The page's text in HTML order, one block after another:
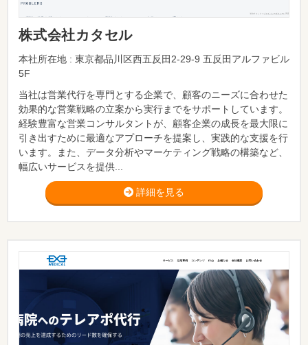
株式会社カタセル
本社所在地 : 東京都品川区西五反田2-29-9 五反田アルファビル
5F
当社は営業代行を専門とする企業で、顧客のニーズに合わせた
効果的な営業戦略の立案から実行までをサポートしています。
経験豊富な営業コンサルタントが、顧客企業の成長を最大限に
引き出すために最適なアプローチを提案し、実践的な支援を行
います。また、データ分析やマーケティング戦略の構築など、
幅広いサービスを提供...
詳細を見る